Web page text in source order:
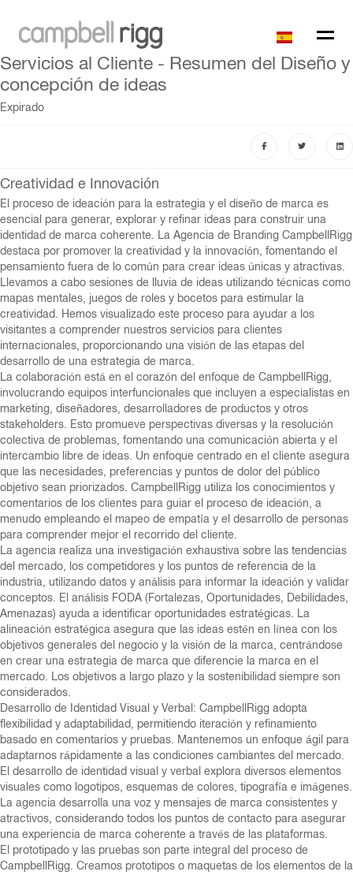
Servicios al Cliente - Resumen del Diseño y
concepción de ideas
Expirado
Creatividad e Innovación
El proceso de ideación para la estrategia y el diseño de marca es
esencial para generar, explorar y refinar ideas para construir una
identidad de marca coherente. La Agencia de Branding CampbellRigg
destaca por promover la creatividad y la innovación, fomentando el
pensamiento fuera de lo común para crear ideas únicas y atractivas.
Llevamos a cabo sesiones de lluvia de ideas utilizando técnicas como
mapas mentales, juegos de roles y bocetos para estimular la
creatividad. Hemos visualizado este proceso para ayudar a los
visitantes a comprender nuestros servicios para clientes
internacionales, proporcionando una visión de las etapas del
desarrollo de una estrategia de marca.
La colaboración está en el corazón del enfoque de CampbellRigg,
involucrando equipos interfuncionales que incluyen a especialistas en
marketing, diseñadores, desarrolladores de productos y otros
stakeholders. Esto promueve perspectivas diversas y la resolución
colectiva de problemas, fomentando una comunicación abierta y el
intercambio libre de ideas. Un enfoque centrado en el cliente asegura
que las necesidades, preferencias y puntos de dolor del público
objetivo sean priorizados. CampbellRigg utiliza los conocimientos y
comentarios de los clientes para guiar el proceso de ideación, a
menudo empleando el mapeo de empatía y el desarrollo de personas
para comprender mejor el recorrido del cliente.
La agencia realiza una investigación exhaustiva sobre las tendencias
del mercado, los competidores y los puntos de referencia de la
industria, utilizando datos y análisis para informar la ideación y validar
conceptos. El análisis FODA (Fortalezas, Oportunidades, Debilidades,
Amenazas) ayuda a identificar oportunidades estratégicas. La
alineación estratégica asegura que las ideas estén en línea con los
objetivos generales del negocio y la visión de la marca, centrándose
en crear una estrategia de marca que diferencie la marca en el
mercado. Los objetivos a largo plazo y la sostenibilidad siempre son
considerados.
Desarrollo de Identidad Visual y Verbal: CampbellRigg adopta
flexibilidad y adaptabilidad, permitiendo iteración y refinamiento
basado en comentarios y pruebas. Mantenemos un enfoque ágil para
adaptarnos rápidamente a las condiciones cambiantes del mercado.
El desarrollo de identidad visual y verbal explora diversos elementos
visuales como logotipos, esquemas de colores, tipografía e imágenes.
La agencia desarrolla una voz y mensajes de marca consistentes y
atractivos, considerando todos los puntos de contacto para asegurar
una experiencia de marca coherente a través de las plataformas.
El prototipado y las pruebas son parte integral del proceso de
CampbellRigg. Creamos prototipos o maquetas de los elementos de la